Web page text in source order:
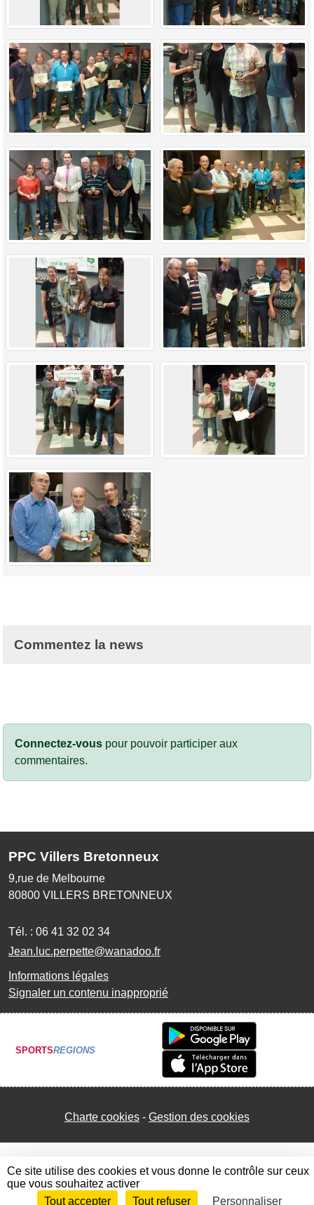
Commentez la news
Connectez-vous pour pouvoir participer aux
commentaires.
PPC Villers Bretonneux
9,rue de Melbourne
80800 VILLERS BRETONNEUX
Tél. : 06 41 32 02 34
Jean.luc.perpette@wanadoo.fr
Informations légales
Signaler un contenu inapproprié
SPORTSREGIONS
Charte cookies Gestion des cookies
Envie de participer ? Connexion
Ce site utilise des cookies et vous donne le contrôle sur ceux
que vous souhaitez activer
Tout accepter
Tout refuser Personnaliser